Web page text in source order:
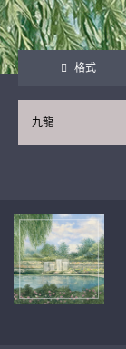
格式
九龍